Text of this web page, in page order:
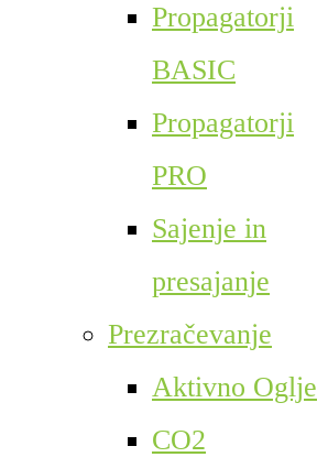
Propagatorji
BASIC
Propagatorji
PRO
Sajenje in
presajanje
Prezračevanje
Aktivno Oglje
CO2